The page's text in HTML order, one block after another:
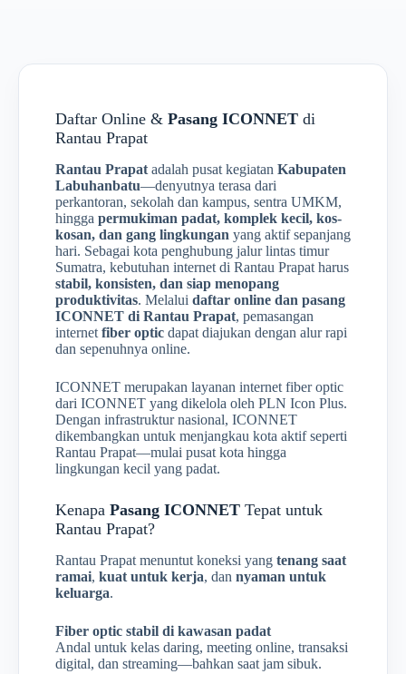
Daftar Online & Pasang ICONNET di
Rantau Prapat
Rantau Prapat adalah pusat kegiatan Kabupaten
Labuhanbatu—denyutnya terasa dari
perkantoran, sekolah dan kampus, sentra UMKM,
hingga permukiman padat, komplek kecil, kos-
kosan, dan gang lingkungan yang aktif sepanjang
hari. Sebagai kota penghubung jalur lintas timur
Sumatra, kebutuhan internet di Rantau Prapat harus
stabil, konsisten, dan siap menopang
produktivitas. Melalui daftar online dan pasang
ICONNET di Rantau Prapat, pemasangan
internet fiber optic dapat diajukan dengan alur rapi
dan sepenuhnya online.
ICONNET merupakan layanan internet fiber optic
dari ICONNET yang dikelola oleh PLN Icon Plus.
Dengan infrastruktur nasional, ICONNET
dikembangkan untuk menjangkau kota aktif seperti
Rantau Prapat—mulai pusat kota hingga
lingkungan kecil yang padat.
Kenapa Pasang ICONNET Tepat untuk
Rantau Prapat?
Rantau Prapat menuntut koneksi yang tenang saat
ramai, kuat untuk kerja, dan nyaman untuk
keluarga.
Fiber optic stabil di kawasan padat
Andal untuk kelas daring, meeting online, transaksi
digital, dan streaming—bahkan saat jam sibuk.